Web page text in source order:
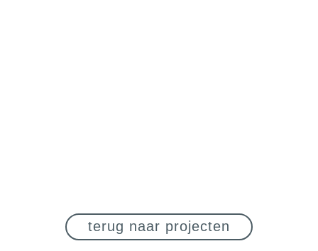
terug naar projecten